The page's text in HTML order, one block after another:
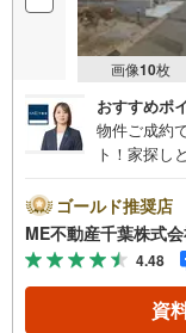
画像10枚
おすすめポ
物件ご成約
ト！家探し
送迎無料！
れた『やど
テリア』家
める庭、こ
入でき、
ービス、
ゴールド推奨店
ME不動産千葉株式
4.48
資